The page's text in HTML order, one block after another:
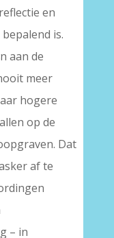
en
is.
aan de
meer
hogere
op de
Dat
af te
– in